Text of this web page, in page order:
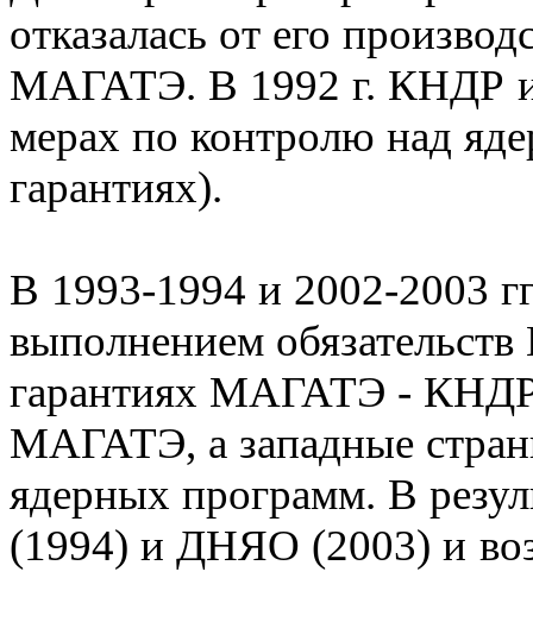
отказалась от его
МАГАТЭ. В 1992 г. КНДР
мерах по контролю над
гарантиях).
В 1993-1994 и 2002-2003
выполнением
гарантиях МАГАТЭ - КНДР
МАГАТЭ, а западные
ядерных программ. В
(1994) и ДНЯО (2003) и